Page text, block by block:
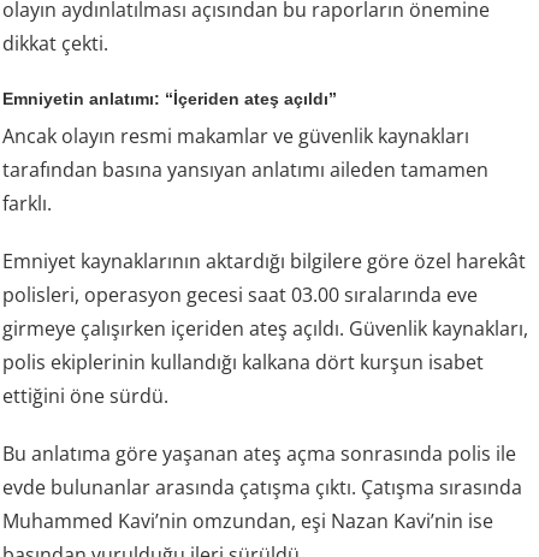
olayın aydınlatılması açısından bu raporların önemine
dikkat çekti.
Emniyetin anlatımı: “İçeriden ateş açıldı”
Ancak olayın resmi makamlar ve güvenlik kaynakları
tarafından basına yansıyan anlatımı aileden tamamen
farklı.
Emniyet kaynaklarının aktardığı bilgilere göre özel harekât
polisleri, operasyon gecesi saat 03.00 sıralarında eve
girmeye çalışırken içeriden ateş açıldı. Güvenlik kaynakları,
polis ekiplerinin kullandığı kalkana dört kurşun isabet
ettiğini öne sürdü.
Bu anlatıma göre yaşanan ateş açma sonrasında polis ile
evde bulunanlar arasında çatışma çıktı. Çatışma sırasında
Muhammed Kavi’nin omzundan, eşi Nazan Kavi’nin ise